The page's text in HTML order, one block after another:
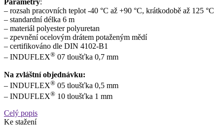
– rozsah pracovních teplot -40 °C až +90 °C, krátkodobě až 125 °C
– standardní délka 6 m
– materiál polyester polyuretan
– zpevnění ocelovým drátem potaženým mědí
– certifikováno dle DIN 4102-B1
– INDUFLEX® 07 tloušťka 0,7 mm
Na zvláštní objednávku:
– INDUFLEX® 05 tloušťka 0,5 mm
– INDUFLEX® 10 tloušťka 1 mm
Celý popis
Ke stažení